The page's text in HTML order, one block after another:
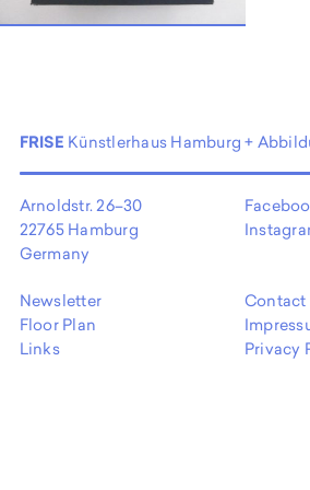
FRISE Künstlerhaus Hamburg +
Arnoldstr. 26–30
22765 Hamburg
Germany
Newsletter
Floor Plan
Links
Contact
Privacy